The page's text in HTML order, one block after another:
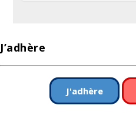
J’adhère
J'adhère